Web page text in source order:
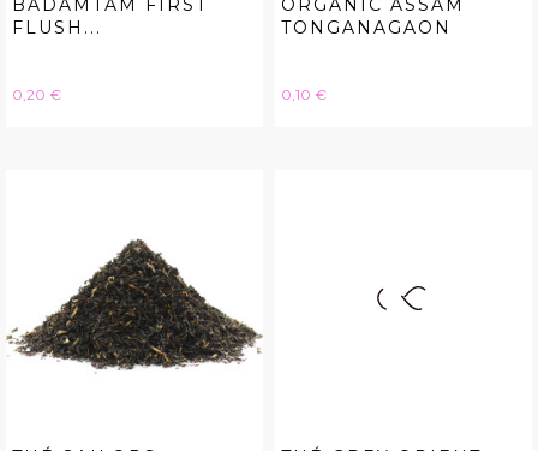
BADAMTAM FIRST
FLUSH...
Hinta
0,20 €
ORGANIC ASSAM
TONGANAGAON
Hinta
0,10 €